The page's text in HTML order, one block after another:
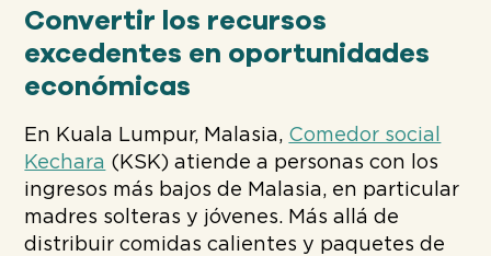
Convertir los recursos
excedentes en oportunidades
económicas
En Kuala Lumpur, Malasia, Comedor social
Kechara (KSK) atiende a personas con los
ingresos más bajos de Malasia, en particular
madres solteras y jóvenes. Más allá de
distribuir comidas calientes y paquetes de